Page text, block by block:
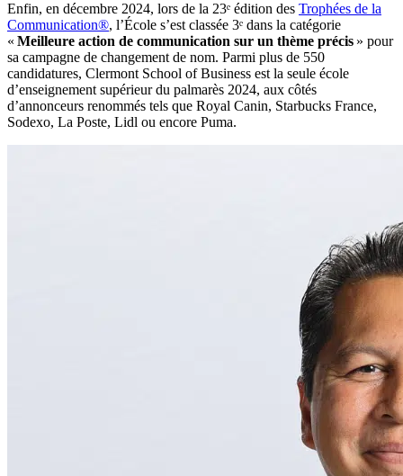
Enfin, en décembre 2024, lors de la 23ᵉ édition des Trophées de la
Communication®, l’École s’est classée 3ᵉ dans la catégorie
« Meilleure action de communication sur un thème précis » pour
sa campagne de changement de nom. Parmi plus de 550
candidatures, Clermont School of Business est la seule école
d’enseignement supérieur du palmarès 2024, aux côtés
d’annonceurs renommés tels que Royal Canin, Starbucks France,
Sodexo, La Poste, Lidl ou encore Puma.